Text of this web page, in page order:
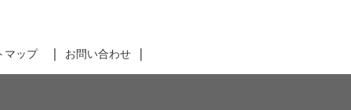
マップ お問い合わせ